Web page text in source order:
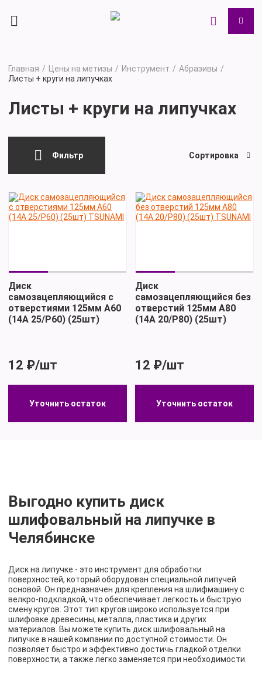
Главная Цены на метизы Инструмент
Абразивы
Листы + круги на липучках
Листы + круги на липучках
Фильтр Сортировка
Диск
самозацепляющийся с
отверстиями 125мм А60
(14А 25/Р60) (25шт)
12 ₽/шт
Уточнить остаток
Диск
самозацепляющийся без
отверстий 125мм А80
(14А 20/Р80) (25шт)
12 ₽/шт
Уточнить остаток
Выгодно купить диск
шлифовальный на липучке в
Челябинске
Диск на липучке - это инструмент для обработки
поверхностей, который оборудован специальной липучей
основой. Он предназначен для крепления на шлифмашину с
велкро-подкладкой, что обеспечивает легкость и быструю
смену кругов. Этот тип кругов широко используется при
шлифовке древесины, металла, пластика и других
материалов. Вы можете купить диск шлифовальный на
липучке в нашей компании по доступной стоимости. Он
позволяет быстро и эффективно достичь гладкой отделки
поверхности, а также легко заменяется при необходимости.